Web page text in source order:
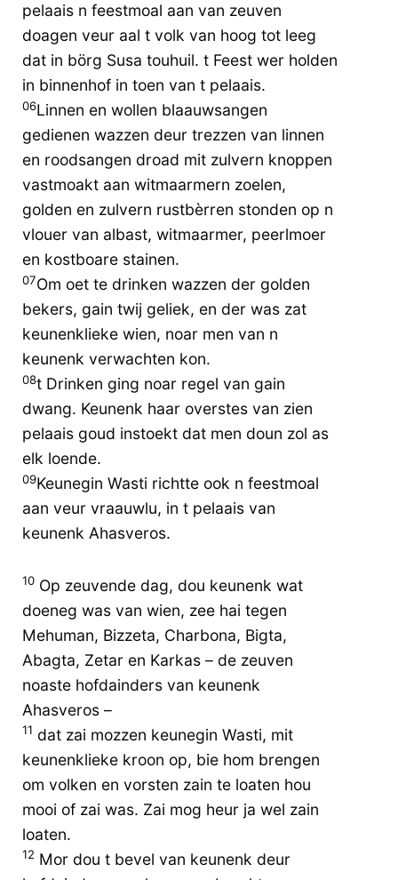
pelaais n feestmoal aan van zeuven
doagen veur aal t volk van hoog tot leeg
dat in börg Susa touhuil. t Feest wer holden
in binnenhof in toen van t pelaais.
06Linnen en wollen blaauwsangen
gedienen wazzen deur trezzen van linnen
en roodsangen droad mit zulvern knoppen
vastmoakt aan witmaarmern zoelen,
golden en zulvern rustbèrren stonden op n
vlouer van albast, witmaarmer, peerlmoer
en kostboare stainen.
07Om oet te drinken wazzen der golden
bekers, gain twij geliek, en der was zat
keunenklieke wien, noar men van n
keunenk verwachten kon.
08t Drinken ging noar regel van gain
dwang. Keunenk haar overstes van zien
pelaais goud instoekt dat men doun zol as
elk loende.
09Keunegin Wasti richtte ook n feestmoal
aan veur vraauwlu, in t pelaais van
keunenk Ahasveros.
10 Op zeuvende dag, dou keunenk wat
doeneg was van wien, zee hai tegen
Mehuman, Bizzeta, Charbona, Bigta,
Abagta, Zetar en Karkas – de zeuven
noaste hofdainders van keunenk
Ahasveros –
11 dat zai mozzen keunegin Wasti, mit
keunenklieke kroon op, bie hom brengen
om volken en vorsten zain te loaten hou
mooi of zai was. Zai mog heur ja wel zain
loaten.
12 Mor dou t bevel van keunenk deur